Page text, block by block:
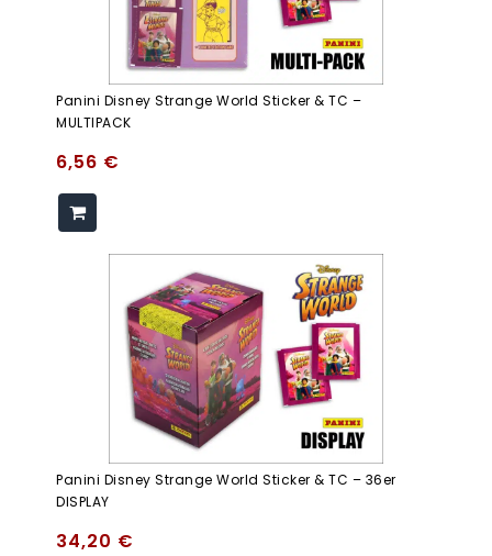
Panini Disney Strange World Sticker & TC –
MULTIPACK
6,56 €
Panini Disney Strange World Sticker & TC – 36er
DISPLAY
34,20 €